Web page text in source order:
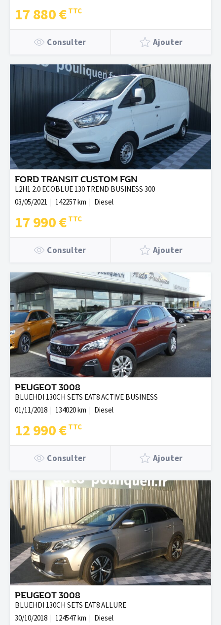
17 880 €
Consulter Ajouter
FORD TRANSIT CUSTOM FGN
L2H1 2.0 ECOBLUE 130 TREND BUSINESS 300
03/05/2021
142257 km Diesel
17 990 €
Consulter Ajouter
PEUGEOT 3008
BLUEHDI 130CH SETS EAT8 ACTIVE BUSINESS
01/11/2018
134020 km Diesel
12 990 €
Consulter Ajouter
PEUGEOT 3008
BLUEHDI 130CH SETS EAT8 ALLURE
30/10/2018
124547 km Diesel